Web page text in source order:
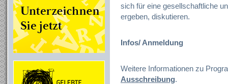
sich für eine gesellschaftliche
ergeben, diskutieren.
Infos/ Anmeldung
Weitere Informationen zu
Ausschreibung.